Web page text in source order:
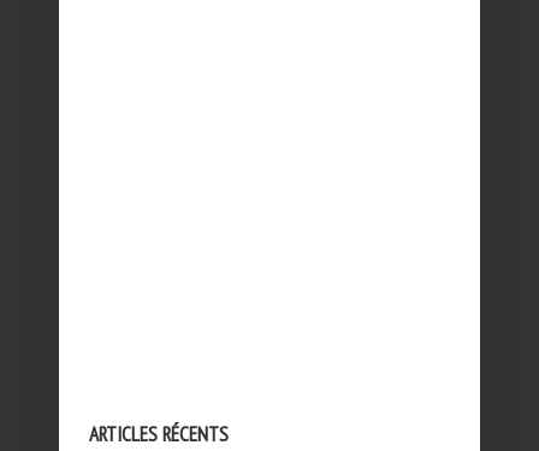
ARTICLES RÉCENTS